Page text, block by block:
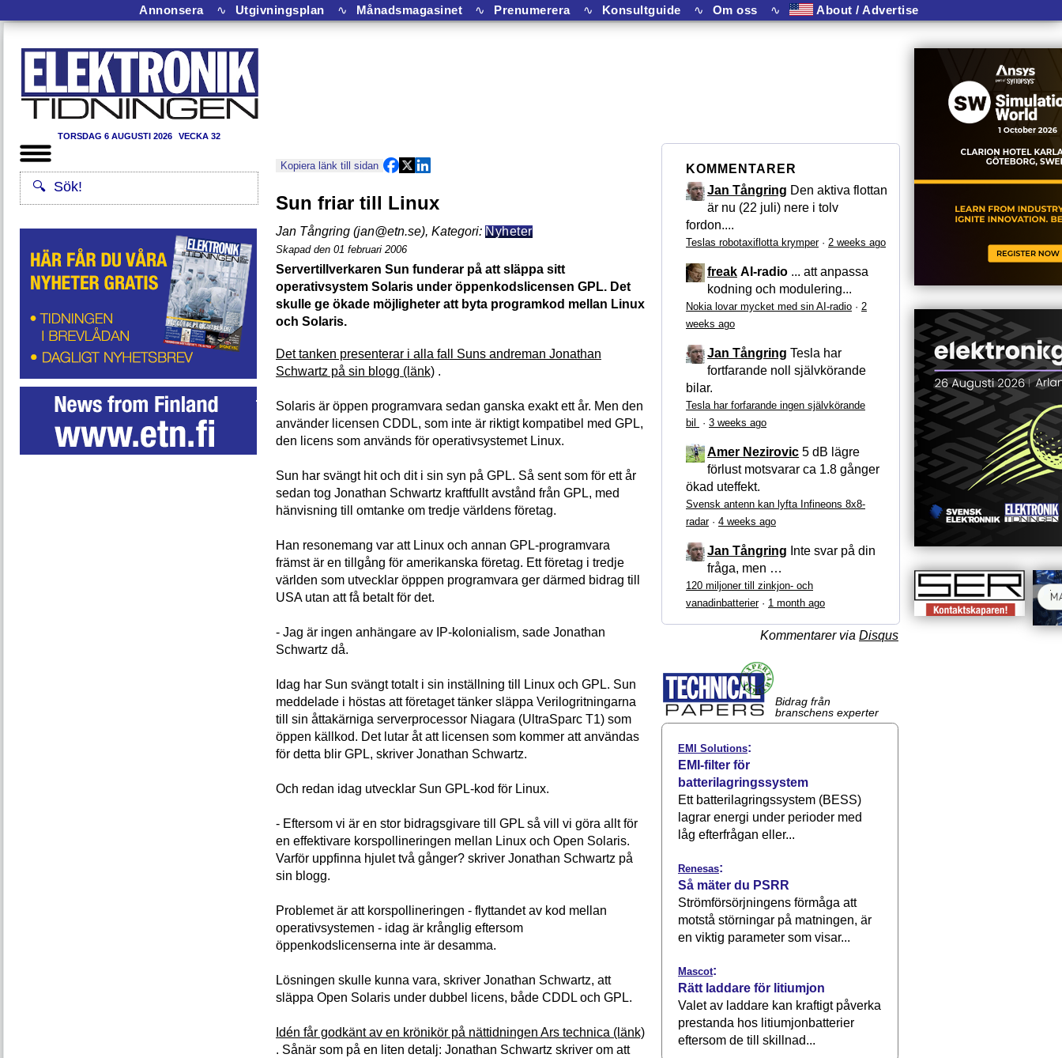
Annonsera ∿ Utgivningsplan ∿ Månadsmagasinet ∿ Prenumerera ∿ Konsultguide ∿ Om oss ∿ About / Advertise
TORSDAG 6 AUGUSTI 2026 VECKA 32
Kopiera länk till sidan
Sun friar till Linux
Jan Tångring (jan@etn.se), Kategori: Nyheter
Skapad den 01 februari 2006
Servertillverkaren Sun funderar på att släppa sitt
operativsystem Solaris under öppenkodslicensen GPL. Det
skulle ge ökade möjligheter att byta programkod mellan Linux
och Solaris.
Det tanken presenterar i alla fall Suns andreman Jonathan
Schwartz på sin blogg (länk) .
Solaris är öppen programvara sedan ganska exakt ett år. Men den
använder licensen CDDL, som inte är riktigt kompatibel med GPL,
den licens som används för operativsystemet Linux.
Sun har svängt hit och dit i sin syn på GPL. Så sent som för ett år
sedan tog Jonathan Schwartz kraftfullt avstånd från GPL, med
hänvisning till omtanke om tredje världens företag.
Han resonemang var att Linux och annan GPL-programvara
främst är en tillgång för amerikanska företag. Ett företag i tredje
världen som utvecklar öpppen programvara ger därmed bidrag till
USA utan att få betalt för det.
- Jag är ingen anhängare av IP-kolonialism, sade Jonathan
Schwartz då.
Idag har Sun svängt totalt i sin inställning till Linux och GPL. Sun
meddelade i höstas att företaget tänker släppa Verilogritningarna
till sin åttakärniga serverprocessor Niagara (UltraSparc T1) som
öppen källkod. Det lutar åt att licensen som kommer att användas
för detta blir GPL, skriver Jonathan Schwartz.
Och redan idag utvecklar Sun GPL-kod för Linux.
- Eftersom vi är en stor bidragsgivare till GPL så vill vi göra allt för
en effektivare korspollineringen mellan Linux och Open Solaris.
Varför uppfinna hjulet två gånger? skriver Jonathan Schwartz på
sin blogg.
Problemet är att korspollineringen - flyttandet av kod mellan
operativsystemen - idag är krånglig eftersom
öppenkodslicenserna inte är desamma.
Lösningen skulle kunna vara, skriver Jonathan Schwartz, att
släppa Open Solaris under dubbel licens, både CDDL och GPL.
Idén får godkänt av en krönikör på nättidningen Ars technica (länk)
. Sånär som på en liten detalj: Jonathan Schwartz skriver om att
KOMMENTARER
Jan Tångring Den aktiva flottan
är nu (22 juli) nere i tolv
fordon....
Teslas robotaxiflotta krymper· 2 weeks ago
freak AI-radio ... att anpassa
kodning och modulering...
Nokia lovar mycket med sin AI-radio · 2
weeks ago
Jan Tångring Tesla har
fortfarande noll självkörande
bilar.
Tesla har forfarande ingen självkörande
bil
· 3 weeks ago
Amer Nezirovic 5 dB lägre
förlust motsvarar ca 1.8 gånger
ökad uteffekt.
Svensk antenn kan lyfta Infineons 8x8-
radar· 4 weeks ago
Jan Tångring Inte svar på din
fråga, men …
120 miljoner till zinkjon- och
vanadinbatterier· 1 month ago
Kommentarer via Disqus
Bidrag från
branschens experter
EMI Solutions:
EMI-filter för
batterilagringssystem
Ett batterilagringssystem (BESS)
lagrar energi under perioder med
låg efterfrågan eller...
Renesas:
Så mäter du PSRR
Strömförsörjningens förmåga att
motstå störningar på matningen, är
en viktig parameter som visar...
Mascot:
Rätt laddare för litiumjon
Valet av laddare kan kraftigt påverka
prestanda hos litiumjonbatterier
eftersom de till skillnad...